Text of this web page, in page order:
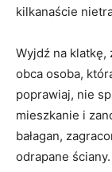
kilkanaście
Wyjdź na
obca osoba,
poprawiaj, nie
mieszkanie i
bałagan,
odrapane